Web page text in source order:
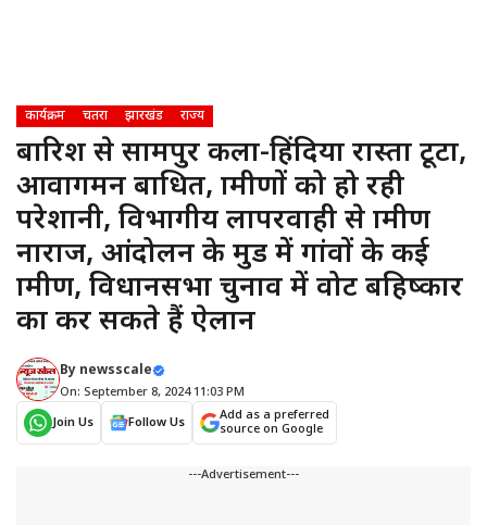
कार्यक्रम चतरा झारखंड राज्य
बारिश से सग्रामपुर कला-हिंदिया रास्ता टूटा,
आवागमन बाधित, ग्रामीणों को हो रही
परेशानी, विभागीय लापरवाही से ग्रामीण
नाराज, आंदोलन के मुड में गांवों के कई
ग्रामीण, विधानसभा चुनाव में वोट बहिष्कार
का कर सकते हैं ऐलान
By newsscale
On: September 8, 2024 11:03 PM
Join Us
Follow Us
Add as a preferred
source on Google
---Advertisement---